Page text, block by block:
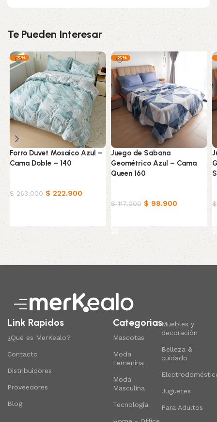
Te Pueden Interesar
-15%
Forro Duvet Mosaico Azul –
Cama Doble – 140
$263.000 $ 222.900
-15%
Juego de Sabana
Geométrico Azul – Cama
Queen 160
$117.000 $ 98.900 $
Read More
Link Rapidos
¿Qué es MerKealo?
Contacto
Distribuidores
Proveedores
Blog
Categorias
Mascotas
Moda
Femenina
Moda
Masculina
Tecnología
Muebles y
decoración
Belleza &
cuidado
Juguetes
Para Adultos